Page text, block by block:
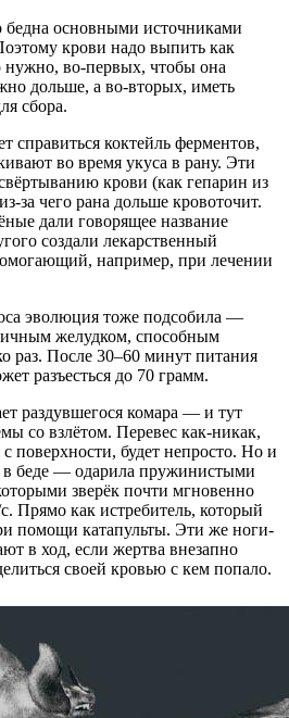
бедна основными источниками
крови надо выпить как
во-первых, чтобы она
дольше, а во-вторых, иметь
сбора.
справиться коктейль ферментов,
во время укуса в рану. Эти
крови (как гепарин из
за чего рана дольше кровоточит.
дали говорящее название
создали лекарственный
например, при лечении
эволюция тоже подсобила —
желудком, способным
раз. После 30–60 минут питания
разъесться до 70 грамм.
раздувшегося комара — и тут
со взлётом. Перевес как-никак,
с поверхности, будет непросто. Но и
в беде — одарила пружинистыми
зверёк почти мгновенно
Прямо как истребитель, который
помощи катапульты. Эти же ноги-
в ход, если жертва внезапно
своей кровью с кем попало.